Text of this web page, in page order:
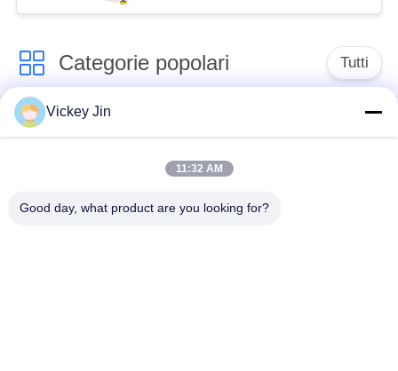
Categorie popolari Tutti
Camera di prova di
clima
ambientale
dello shock termico
elettrico
Vickey Jin
11:32 AM
Good day, what product are you looking for?